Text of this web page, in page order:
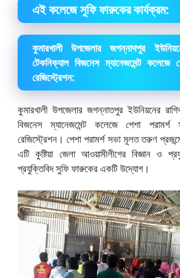
এই কলেজে সুফি ফারুকের কার্যক্রম:
কুমারখালী উপজেলার জগন্নাথপুর
টেকনিক্যাল বিজনেস ম্যানেজমেন্ট কলেজে
রেজিস্ট্রেশন:
কুমারখালী উপজেলার জগন্নাতপুর ইউনিয়নের
বিজনেস ম্যানেজমেন্ট কলেজে পেশা
রেজিস্ট্রেশন। পেশা পরামর্শ সভা মূলত তরুণ
এটি কুষ্টিয়া জেলা আওয়ামীলীগের বিজ্ঞান ও
প্রযুক্তিবিদ সুফি ফারুকের একটি উদ্যোগ।